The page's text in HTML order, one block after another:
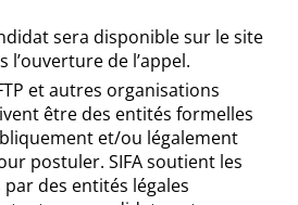
sera disponible sur le site
l’ouverture de l’appel.
et autres organisations
être des entités formelles
et/ou légalement
postuler. SIFA soutient les
des entités légales